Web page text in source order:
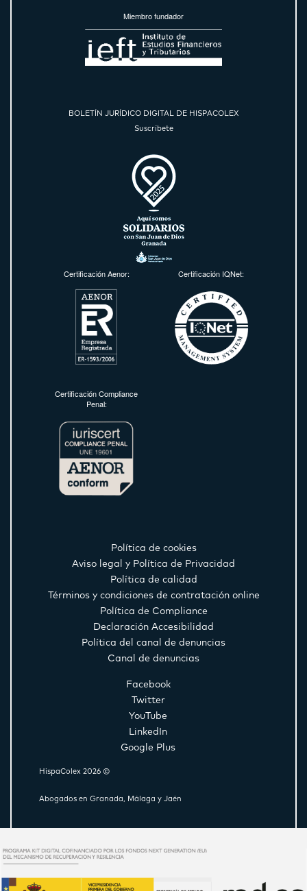
Miembro fundador
BOLETÍN JURÍDICO DIGITAL DE HISPACOLEX
Suscríbete
Certificación Aenor: Certificación IQNet:
Certificación Compliance
Penal:
Política de cookies
Aviso legal y Política de Privacidad
Política de calidad
Términos y condiciones de contratación online
Política de Compliance
Declaración Accesibilidad
Política del canal de denuncias
Canal de denuncias
Facebook
Twitter
YouTube
LinkedIn
Google Plus
HispaColex 2026 ©
Abogados en Granada, Málaga y Jaén